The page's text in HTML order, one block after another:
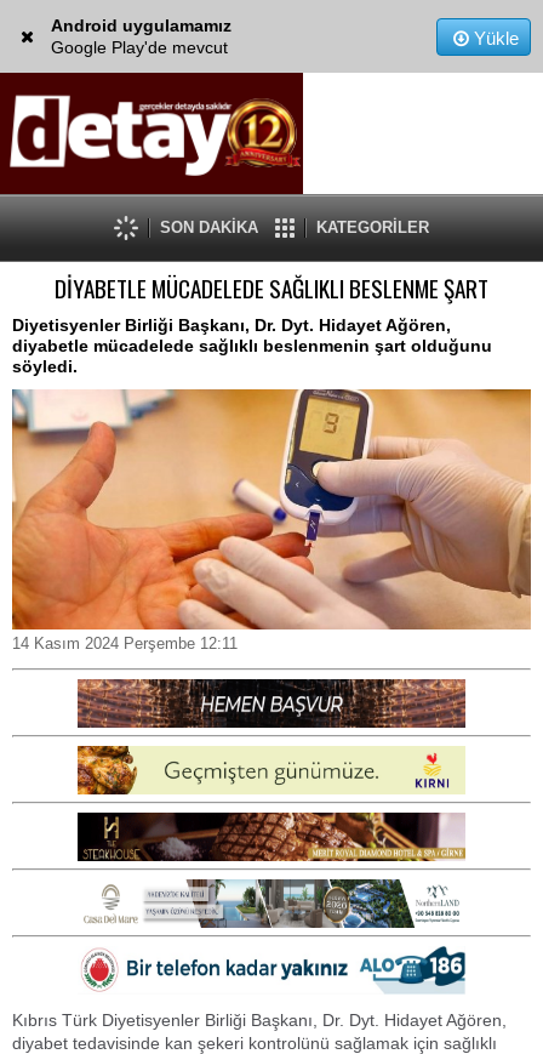
Android uygulamamız
Google Play'de mevcut
Yükle
SON DAKİKA KATEGORİLER
DİYABETLE MÜCADELEDE SAĞLIKLI BESLENME ŞART
Diyetisyenler Birliği Başkanı, Dr. Dyt. Hidayet Ağören,
diyabetle mücadelede sağlıklı beslenmenin şart olduğunu
söyledi.
14 Kasım 2024 Perşembe 12:11
Kıbrıs Türk Diyetisyenler Birliği Başkanı, Dr. Dyt. Hidayet Ağören,
diyabet tedavisinde kan şekeri kontrolünü sağlamak için sağlıklı